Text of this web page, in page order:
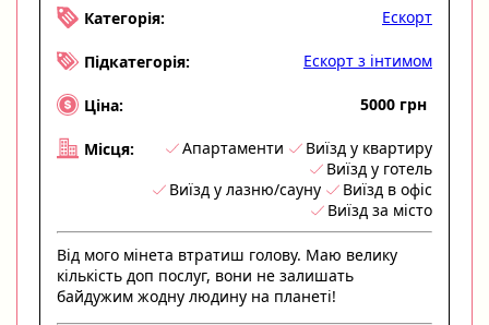
Категорія: Ескорт
Підкатегорія: Ескорт з інтимом
Ціна: 5000 грн
Місця: Апартаменти
Виїзд у квартиру
Виїзд у готель
Виїзд у лазню/сауну
Виїзд в офіс
Виїзд за місто
Від мого мінета втратиш голову. Маю велику
кількість доп послуг, вони не залишать
байдужим жодну людину на планеті!